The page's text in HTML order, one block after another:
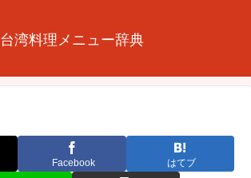
台湾料理メニュー辞典
Facebook はてブ